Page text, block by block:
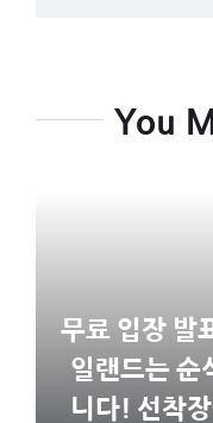
You
무료 입장 발
일랜드는 순
니다! 선착